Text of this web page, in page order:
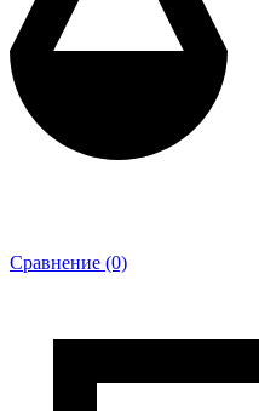
Сравнение (0)